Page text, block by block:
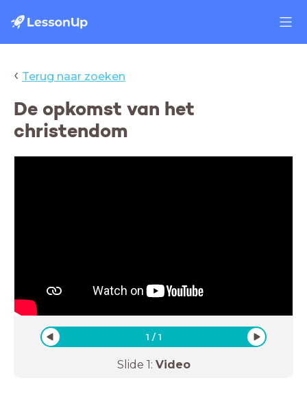
‹ Terug naar zoeken
De opkomst van het
christendom
1 /1
Slide 1: Video